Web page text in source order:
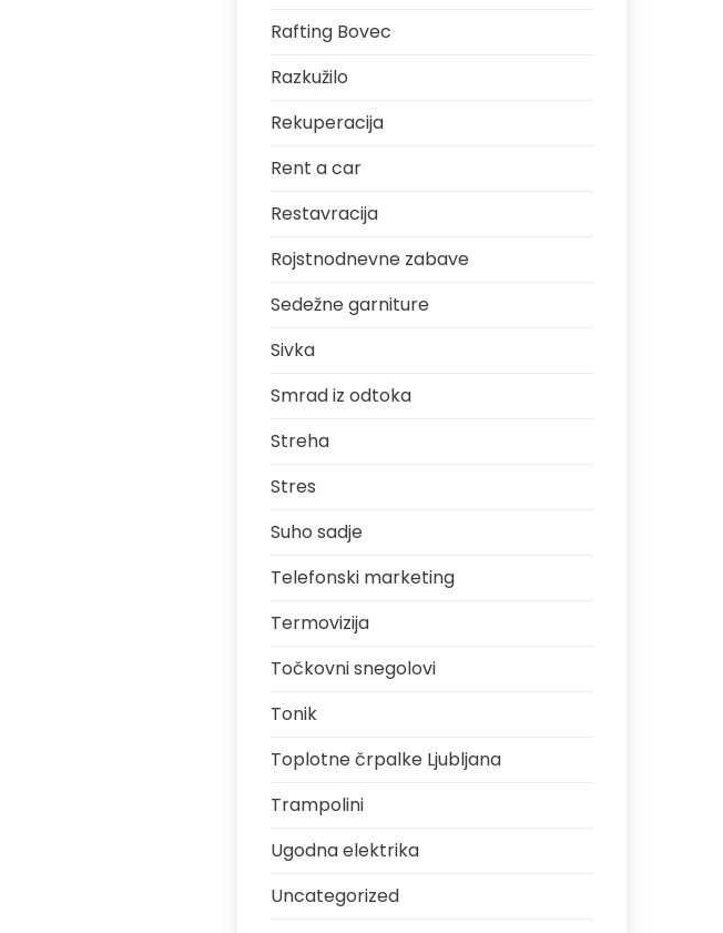
Rafting Bovec
Razkužilo
Rekuperacija
Rent a car
Restavracija
Rojstnodnevne zabave
Sedežne garniture
Sivka
Smrad iz odtoka
Streha
Stres
Suho sadje
Telefonski marketing
Termovizija
Točkovni snegolovi
Tonik
Toplotne črpalke Ljubljana
Trampolini
Ugodna elektrika
Uncategorized